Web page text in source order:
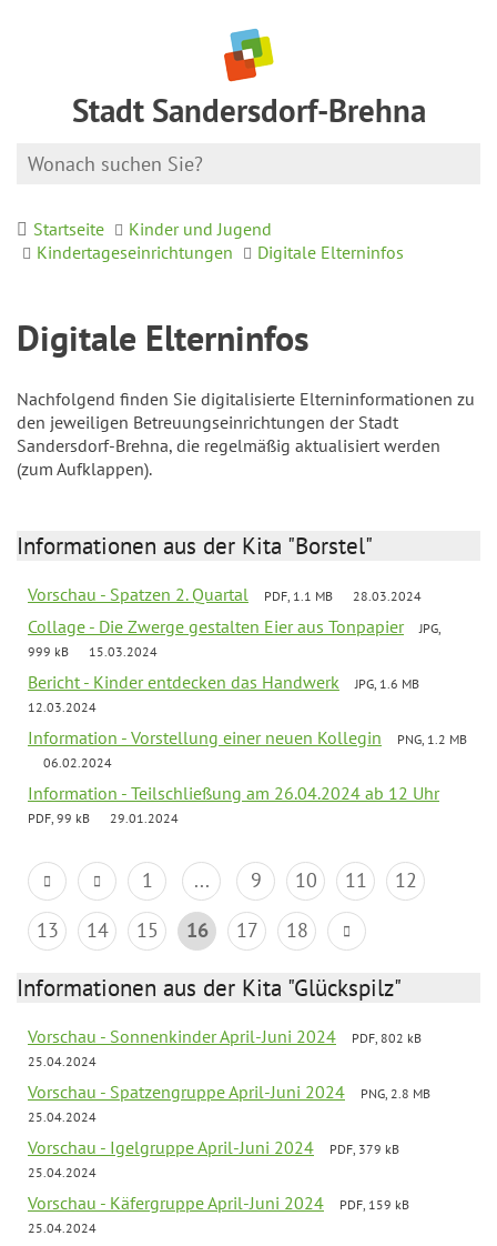
Stadt Sandersdorf-Brehna
Startseite
Kinder und Jugend
Kindertageseinrichtungen
Digitale Elterninfos
Digitale Elterninfos
Nachfolgend finden Sie digitalisierte Elterninformationen zu
den jeweiligen Betreuungseinrichtungen der Stadt
Sandersdorf-Brehna, die regelmäßig aktualisiert werden
(zum Aufklappen).
Informationen aus der Kita "Borstel"
Vorschau - Spatzen 2. Quartal PDF, 1.1 MB 28.03.2024
Collage - Die Zwerge gestalten Eier aus Tonpapier
JPG,
999 kB
15.03.2024
Bericht - Kinder entdecken das Handwerk
JPG, 1.6 MB
12.03.2024
Information - Vorstellung einer neuen Kollegin
PNG, 1.2 MB
06.02.2024
Information - Teilschließung am 26.04.2024 ab 12 Uhr
PDF, 99 kB 29.01.2024
1 ... 9 10 11
12
13
14 15 16 17 18
Informationen aus der Kita "Glückspilz"
Vorschau - Sonnenkinder April-Juni 2024
PDF, 802 kB
25.04.2024
Vorschau - Spatzengruppe April-Juni 2024
PNG, 2.8 MB
25.04.2024
Vorschau - Igelgruppe April-Juni 2024
PDF, 379 kB
25.04.2024
Vorschau - Käfergruppe April-Juni 2024
PDF, 159 kB
25.04.2024